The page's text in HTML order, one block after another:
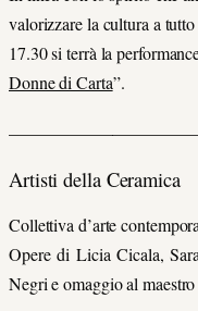
valorizzare la cultura a
17.30 si terrà la
Donne di Carta”.
Artisti della Ceramica
Collettiva d’arte
Opere di Licia Cicala,
Negri e omaggio al